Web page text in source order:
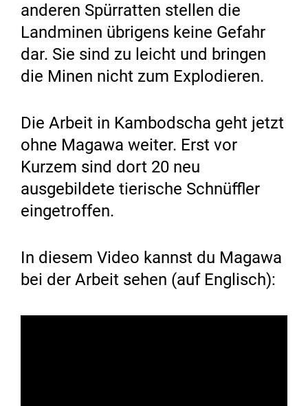
anderen Spürratten stellen die
Landminen übrigens keine Gefahr
dar. Sie sind zu leicht und bringen
die Minen nicht zum Explodieren.
Die Arbeit in Kambodscha geht jetzt
ohne Magawa weiter. Erst vor
Kurzem sind dort 20 neu
ausgebildete tierische Schnüffler
eingetroffen.
In diesem Video kannst du Magawa
bei der Arbeit sehen (auf Englisch):